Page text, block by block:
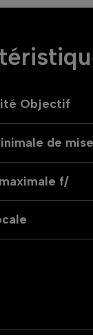
Objectif
de
f/